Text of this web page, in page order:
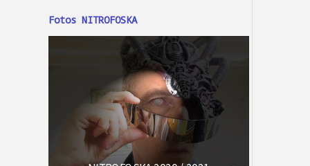
Fotos NITROFOSKA